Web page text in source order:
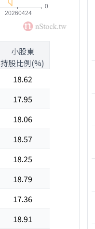
小股東
持股比例(%)
18.62
17.95
18.06
18.57
18.25
18.79
17.36
18.91